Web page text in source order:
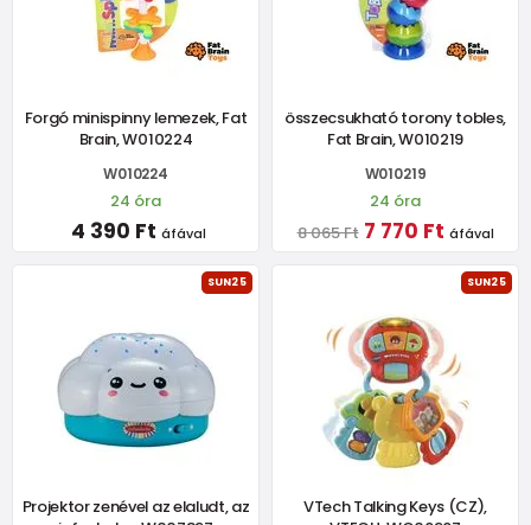
Forgó minispinny lemezek, Fat
Brain, W010224
W010224
24 óra
4 390 Ft áfával
összecsukható torony tobles,
Fat Brain, W010219
W010219
24 óra
8 065 Ft 7 770 Ft áfával
SUN25
Projektor zenével az elaludt, az
SUN25
VTech Talking Keys (CZ),